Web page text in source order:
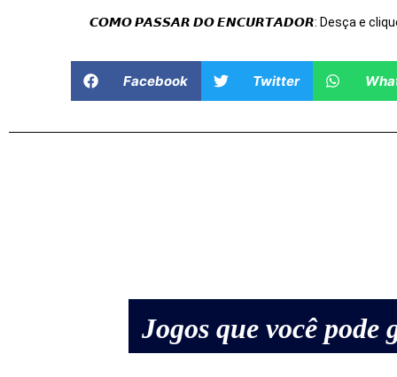
𝘾𝙊𝙈𝙊 𝙋𝘼𝙎𝙎𝘼𝙍 𝘿𝙊 𝙀𝙉𝘾𝙐𝙍𝙏𝘼𝘿𝙊𝙍: Desça e clique
Facebook Twitter
Jogos que você pode